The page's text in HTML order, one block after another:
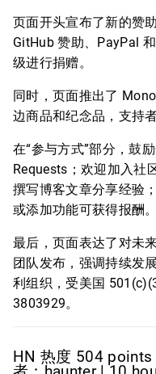
页面开头宣布了新的赞
GitHub 赞助、PayPal
级进行捐赠。
同时，页面推出了
边商品和纪念品，支持
在“参与方式”部分，鼓
Requests；欢迎加入社
撰写博客文章分享经验
或添加功能可获得报酬。
最后，页面表达了对未
团队发布，强调持续发
利组织，受美国
3803929。
HN 热度 504